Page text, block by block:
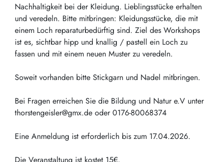
Nachhaltigkeit bei der Kleidung. Lieblingsstücke erhalten
und veredeln. Bitte mitbringen: Kleidungsstücke, die mit
einem Loch reparaturbedürftig sind. Ziel des Workshops
ist es, sichtbar hipp und knallig / pastell ein Loch zu
fassen und mit einem neuen Muster zu veredeln.
Soweit vorhanden bitte Stickgarn und Nadel mitbringen.
Bei Fragen erreichen Sie die Bildung und Natur e.V unter
thorstengeisler@gmx.de oder 0176-80068374
Eine Anmeldung ist erforderlich bis zum 17.04.2026.